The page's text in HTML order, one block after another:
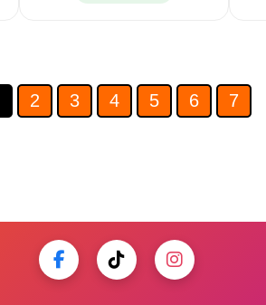
2 3 4 5 6 7